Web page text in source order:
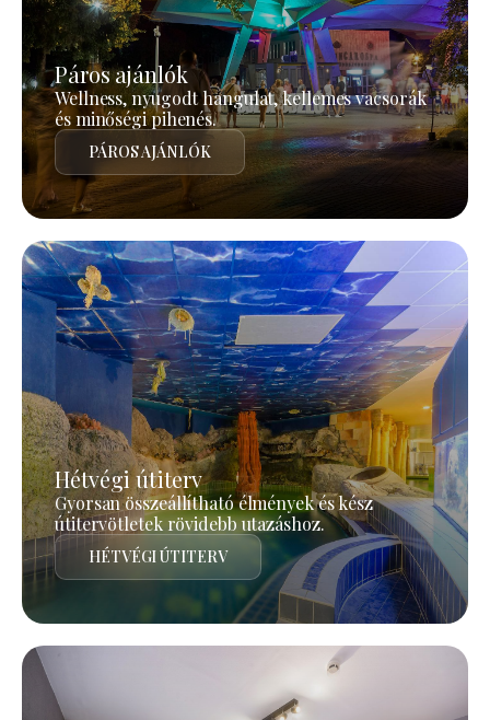
Páros ajánlók
Wellness, nyugodt hangulat, kellemes vacsorák
és minőségi pihenés.
PÁROS AJÁNLÓK
Hétvégi útiterv
Gyorsan összeállítható élmények és kész
útitervötletek rövidebb utazáshoz.
HÉTVÉGI ÚTITERV